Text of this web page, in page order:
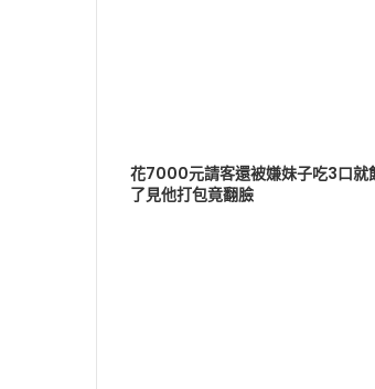
花7000元請客還被嫌妹子吃3口就
了見他打包竟翻臉